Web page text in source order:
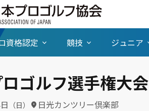
資格認定 競技 ジュニア
ゴルフ選手権大会
（日） 日光カンツリー倶楽部